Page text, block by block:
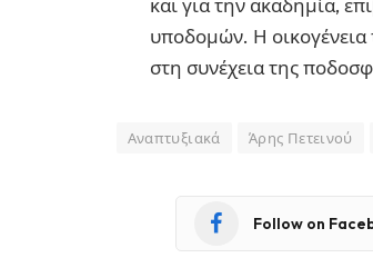
και για την ακαδημία,
υποδομών. Η οικογένεια
στη συνέχεια της
Αναπτυξιακά Άρης Πετεινού
Follow on